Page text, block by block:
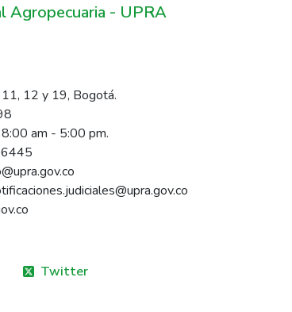
Agropecuaria - UPRA
12 y 19, Bogotá.
am - 5:00 pm.
Twitter